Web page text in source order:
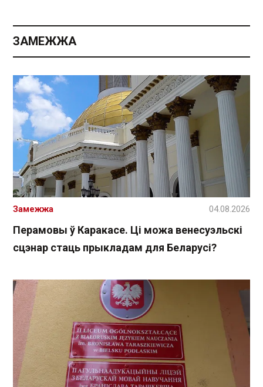
ЗАМЕЖЖА
Перамовы ў Каракасе. Ці можа венесуэльскі
сцэнар стаць прыкладам для Беларусі?
Замежжа 04.08.2026